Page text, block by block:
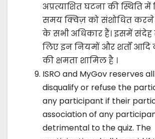
अप्रत्याशित घटना की स्थिति में
समय क्विज़ को संशोधित
के सभी अधिकार हैं। इसमें
लिए इन नियमों और शर्तों
की क्षमता शामिल है ।
ISRO and MyGov reserves
disqualify or refuse the
any participant if their
association of any
detrimental to the quiz. The